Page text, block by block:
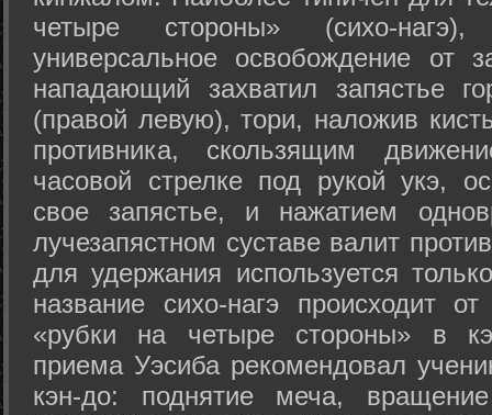
четыре стороны» (сихо-
универсальное освобождение от
нападающий захватил запястье
(правой левую), тори, наложив
противника, скользящим
часовой стрелке под рукой укэ,
свое запястье, и нажатием
лучезапястном суставе валит
для удержания используется
название сихо-нагэ происходит
«рубки на четыре стороны» в
приема Уэсиба рекомендовал
кэн-до: поднятие меча,